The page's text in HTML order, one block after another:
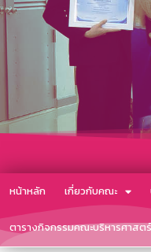
หน้าหลัก เกี่ยวกับคณะ
ตารางกิจกรรมคณะบริหารศาสตร์